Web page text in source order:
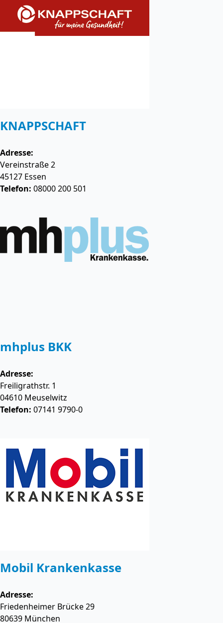
KNAPPSCHAFT
Adresse:
Vereinstraße 2
45127 Essen
Telefon: 08000 200 501
mhplus BKK
Adresse:
Freiligrathstr. 1
04610 Meuselwitz
Telefon: 07141 9790-0
Mobil Krankenkasse
Adresse:
Friedenheimer Brücke 29
80639 München